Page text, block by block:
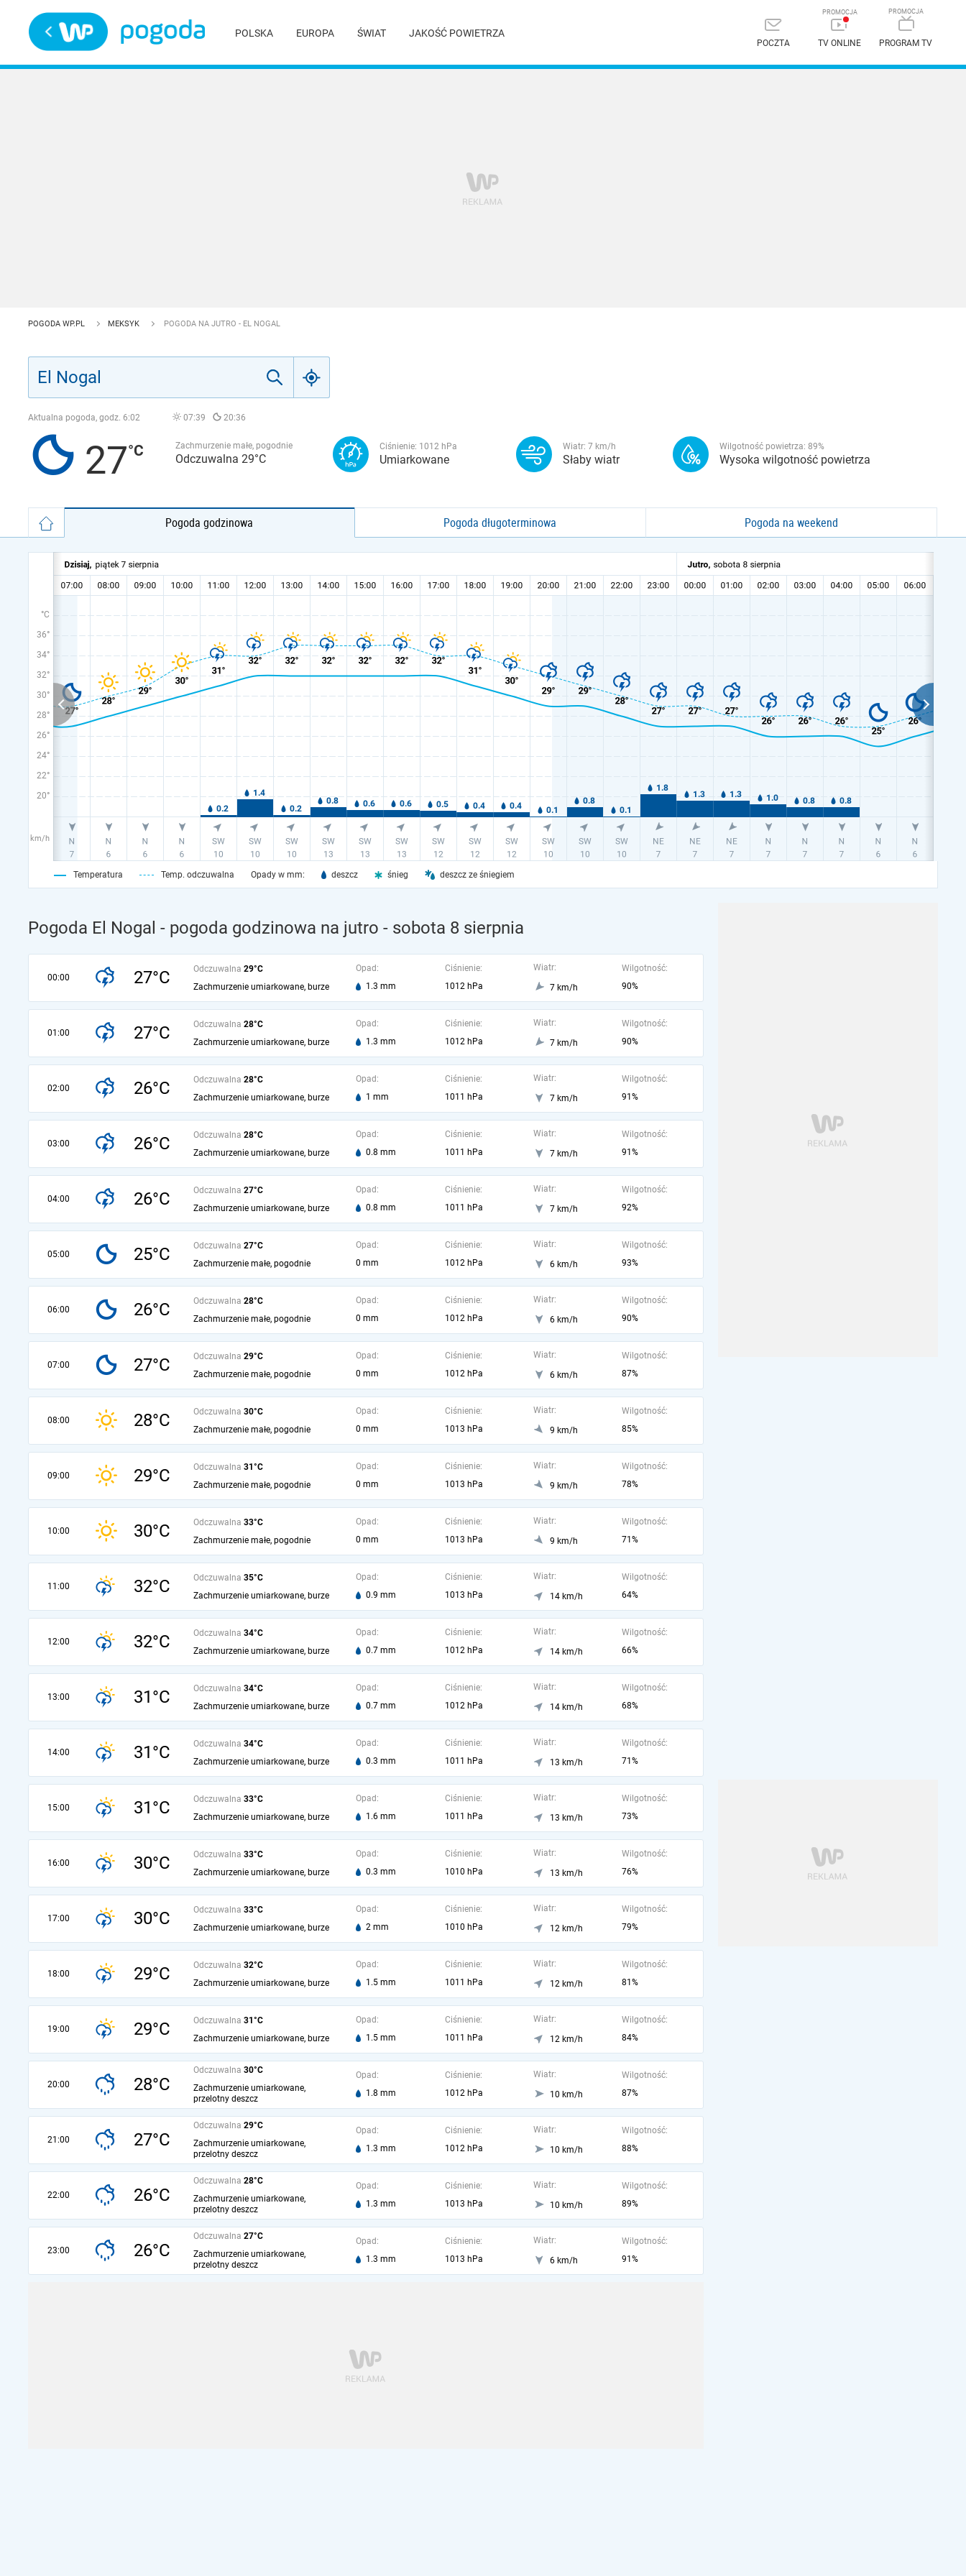
POLSKA EUROPA ŚWIAT JAKOŚĆ POWIETRZA
POCZTA TV ONLINE PROGRAM TV
POGODA WP.PL MEKSYK POGODA NA JUTRO - EL NOGAL
Aktualna pogoda, godz. 6:02 07:39 20:36
27 Zachmurzenie małe, pogodnie
Odczuwalna 29°C
Ciśnienie: 1012 hPa
Umiarkowane
Wiatr: 7 km/h
Słaby wiatr
Wilgotność powietrza: 89%
Wysoka wilgotność powietrza
Pogoda godzinowa Pogoda długoterminowa Pogoda na weekend
°C
36°
34°
32°
30°
28°
26°
24°
22°
20°
km/h
Temperatura Temp. odczuwalna Opady w mm: deszcz śnieg deszcz ze śniegiem
Pogoda El Nogal - pogoda godzinowa na jutro - sobota 8 sierpnia
00:00 27°C Odczuwalna 29°C
Zachmurzenie umiarkowane, burze
Opad:
1.3 mm
Ciśnienie:
1012 hPa
Wiatr:
7 km/h
Wilgotność:
90%
01:00 27°C Odczuwalna 28°C
Zachmurzenie umiarkowane, burze
Opad:
1.3 mm
Ciśnienie:
1012 hPa
Wiatr:
7 km/h
Wilgotność:
90%
02:00 26°C Odczuwalna 28°C
Zachmurzenie umiarkowane, burze
Opad:
1 mm
Ciśnienie:
1011 hPa
Wiatr:
7 km/h
Wilgotność:
91%
03:00 26°C Odczuwalna 28°C
Zachmurzenie umiarkowane, burze
Opad:
0.8 mm
Ciśnienie:
1011 hPa
Wiatr:
7 km/h
Wilgotność:
91%
04:00 26°C Odczuwalna 27°C
Zachmurzenie umiarkowane, burze
Opad:
0.8 mm
Ciśnienie:
1011 hPa
Wiatr:
7 km/h
Wilgotność:
92%
05:00 25°C Odczuwalna 27°C
Zachmurzenie małe, pogodnie
Opad:
0 mm
Ciśnienie:
1012 hPa
Wiatr:
6 km/h
Wilgotność:
93%
06:00 26°C Odczuwalna 28°C
Zachmurzenie małe, pogodnie
Opad:
0 mm
Ciśnienie:
1012 hPa
Wiatr:
6 km/h
Wilgotność:
90%
07:00 27°C Odczuwalna 29°C
Zachmurzenie małe, pogodnie
Opad:
0 mm
Ciśnienie:
1012 hPa
Wiatr:
6 km/h
Wilgotność:
87%
08:00 28°C Odczuwalna 30°C
Zachmurzenie małe, pogodnie
Opad:
0 mm
Ciśnienie:
1013 hPa
Wiatr:
9 km/h
Wilgotność:
85%
09:00 29°C Odczuwalna 31°C
Zachmurzenie małe, pogodnie
Opad:
0 mm
Ciśnienie:
1013 hPa
Wiatr:
9 km/h
Wilgotność:
78%
10:00 30°C Odczuwalna 33°C
Zachmurzenie małe, pogodnie
Opad:
0 mm
Ciśnienie:
1013 hPa
Wiatr:
9 km/h
Wilgotność:
71%
11:00 32°C Odczuwalna 35°C
Zachmurzenie umiarkowane, burze
Opad:
0.9 mm
Ciśnienie:
1013 hPa
Wiatr:
14 km/h
Wilgotność:
64%
12:00 32°C Odczuwalna 34°C
Zachmurzenie umiarkowane, burze
Opad:
0.7 mm
Ciśnienie:
1012 hPa
Wiatr:
14 km/h
Wilgotność:
66%
13:00 31°C Odczuwalna 34°C
Zachmurzenie umiarkowane, burze
Opad:
0.7 mm
Ciśnienie:
1012 hPa
Wiatr:
14 km/h
Wilgotność:
68%
14:00 31°C Odczuwalna 34°C
Zachmurzenie umiarkowane, burze
Opad:
0.3 mm
Ciśnienie:
1011 hPa
Wiatr:
13 km/h
Wilgotność:
71%
15:00 31°C Odczuwalna 33°C
Zachmurzenie umiarkowane, burze
Opad:
1.6 mm
Ciśnienie:
1011 hPa
Wiatr:
13 km/h
Wilgotność:
73%
16:00 30°C Odczuwalna 33°C
Zachmurzenie umiarkowane, burze
Opad:
0.3 mm
Ciśnienie:
1010 hPa
Wiatr:
13 km/h
Wilgotność:
76%
17:00 30°C Odczuwalna 33°C
Zachmurzenie umiarkowane, burze
Opad:
2 mm
Ciśnienie:
1010 hPa
Wiatr:
12 km/h
Wilgotność:
79%
18:00 29°C Odczuwalna 32°C
Zachmurzenie umiarkowane, burze
Opad:
1.5 mm
Ciśnienie:
1011 hPa
Wiatr:
12 km/h
Wilgotność:
81%
19:00 29°C Odczuwalna 31°C
Zachmurzenie umiarkowane, burze
Opad:
1.5 mm
Ciśnienie:
1011 hPa
Wiatr:
12 km/h
Wilgotność:
84%
20:00 28°C
Odczuwalna 30°C
Zachmurzenie umiarkowane,
przelotny deszcz
Opad:
1.8 mm
Ciśnienie:
1012 hPa
Wiatr:
10 km/h
Wilgotność:
87%
21:00 27°C
Odczuwalna 29°C
Zachmurzenie umiarkowane,
przelotny deszcz
Opad:
1.3 mm
Ciśnienie:
1012 hPa
Wiatr:
10 km/h
Wilgotność:
88%
22:00 26°C
Odczuwalna 28°C
Zachmurzenie umiarkowane,
przelotny deszcz
Opad:
1.3 mm
Ciśnienie:
1013 hPa
Wiatr:
10 km/h
Wilgotność:
89%
23:00 26°C
Odczuwalna 27°C
Zachmurzenie umiarkowane,
przelotny deszcz
Opad:
1.3 mm
Ciśnienie:
1013 hPa
Wiatr:
6 km/h
Wilgotność:
91%